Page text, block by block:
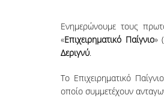
Ενημερώνουμε τους
«Επιχειρηματικό Παίγνιο»
Δεριγνύ.
Το Επιχειρηματικό
οποίο συμμετέχουν